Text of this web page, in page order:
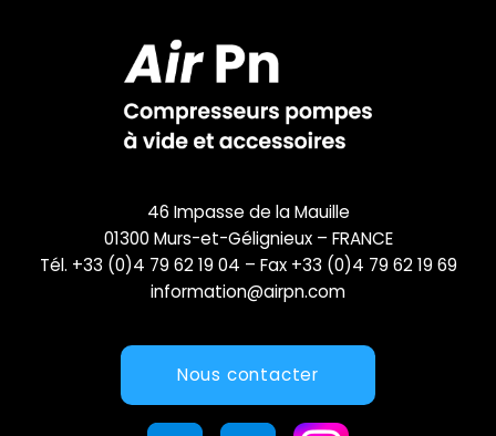
46 Impasse de la Mauille
01300 Murs-et-Gélignieux – FRANCE
Tél. +33 (0)4 79 62 19 04 – Fax +33 (0)4 79 62 19 69
information@airpn.com
Nous contacter